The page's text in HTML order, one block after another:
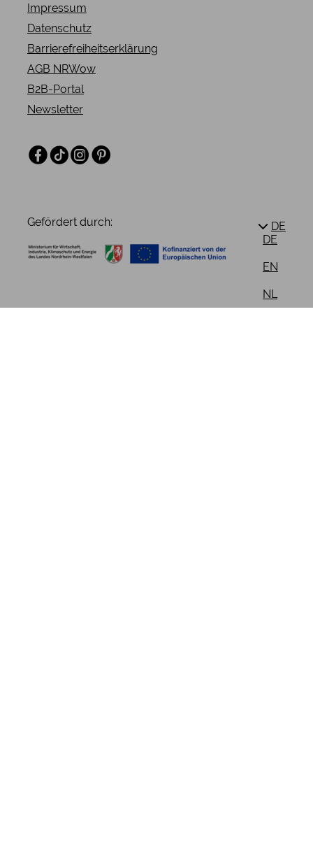
Impressum
Datenschutz
Barrierefreiheitserklärung
AGB NRWow
B2B-Portal
Newsletter
Facebook
TikTokInstagramPinterest
Gefördert durch:
DE
DE
EN
NL